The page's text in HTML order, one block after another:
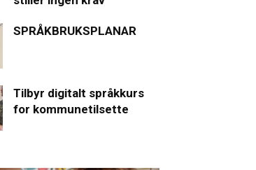
SPRÅKBRUKSPLANAR
Tilbyr digitalt språkkurs
for kommunetilsette